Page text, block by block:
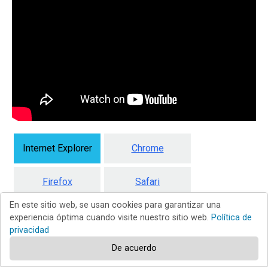
Internet Explorer Chrome
Firefox Safari
Edge
En este sitio web, se usan cookies para garantizar una
experiencia óptima cuando visite nuestro sitio web. Política de
privacidad
De acuerdo